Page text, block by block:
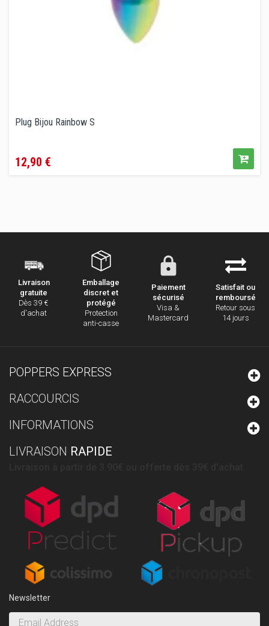
Plug Bijou Rainbow S
12,90 €
Livraison
gratuite
Dès 39 €
d'achat
Emballage
discret et
protégé
Protection
anti-casse
Paiement
sécurisé
Visa &
Mastercard
Satisfait ou
remboursé
Retour sous
14 jours
POPPERS EXPRESS
RACCOURCIS
INFORMATIONS
LIVRAISON RAPIDE
Newsletter